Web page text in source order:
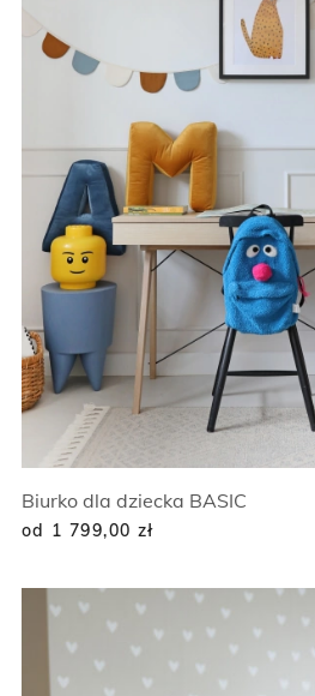
Biurko dla dziecka BASIC
od 1 799,00 zł